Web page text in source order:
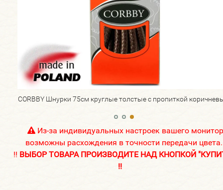
CORBBY Шнурки 75см круглые толстые с пропиткой
Из-за индивидуальных настроек вашего
возможны расхождения в точности передачи цвета.
!! ВЫБОР ТОВАРА ПРОИЗВОДИТЕ НАД КНОПКОЙ
!!